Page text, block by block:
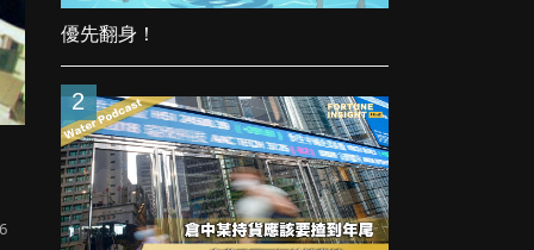
優先翻身！
2